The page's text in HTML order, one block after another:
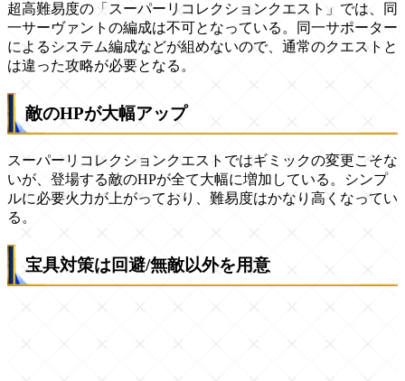
超高難易度の「スーパーリコレクションクエスト」では、同
一サーヴァントの編成は不可となっている。同一サポーター
によるシステム編成などが組めないので、通常のクエストと
は違った攻略が必要となる。
敵のHPが大幅アップ
スーパーリコレクションクエストではギミックの変更こそな
いが、登場する敵のHPが全て大幅に増加している。シンプ
ルに必要火力が上がっており、難易度はかなり高くなってい
る。
宝具対策は回避/無敵以外を用意